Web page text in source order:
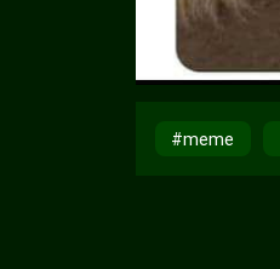
#meme